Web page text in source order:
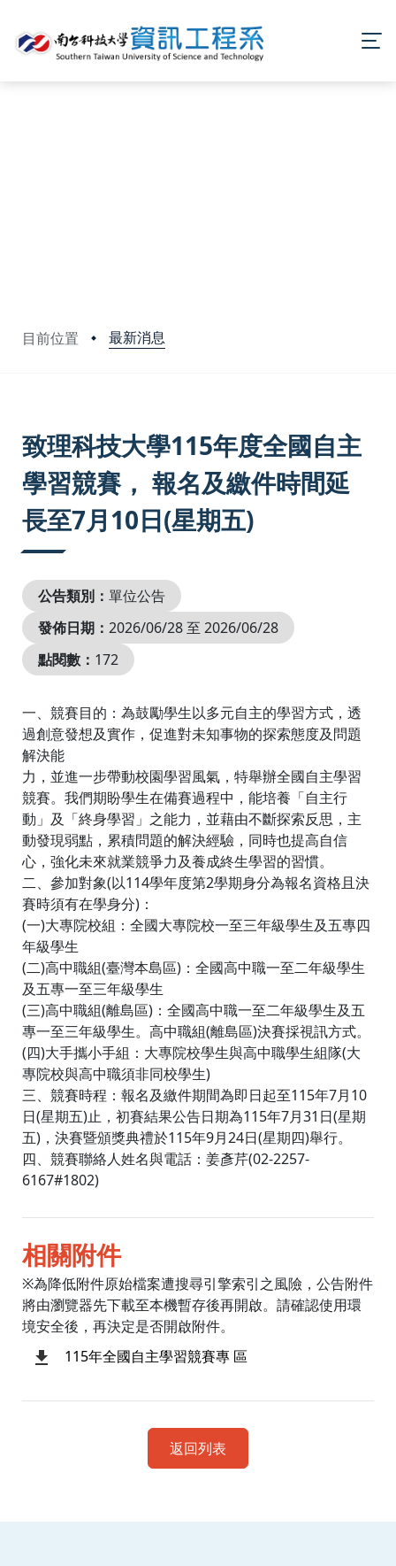
目前位置 最新消息
致理科技大學115年度全國自主
學習競賽， 報名及繳件時間延
長至7月10日(星期五)
公告類別： 單位公告
發佈日期： 2026/06/28 至 2026/06/28
點閱數： 172
一、競賽目的：為鼓勵學生以多元自主的學習方式，透
過創意發想及實作，促進對未知事物的探索態度及問題
解決能
力，並進一步帶動校園學習風氣，特舉辦全國自主學習
競賽。我們期盼學生在備賽過程中，能培養「自主行
動」及「終身學習」之能力，並藉由不斷探索反思，主
動發現弱點，累積問題的解決經驗，同時也提高自信
心，強化未來就業競爭力及養成終生學習的習慣。
二、參加對象(以114學年度第2學期身分為報名資格且決
賽時須有在學身分)：
(一)大專院校組：全國大專院校一至三年級學生及五專四
年級學生
(二)高中職組(臺灣本島區)：全國高中職一至二年級學生
及五專一至三年級學生
(三)高中職組(離島區)：全國高中職一至二年級學生及五
專一至三年級學生。高中職組(離島區)決賽採視訊方式。
(四)大手攜小手組：大專院校學生與高中職學生組隊(大
專院校與高中職須非同校學生)
三、競賽時程：報名及繳件期間為即日起至115年7月10
日(星期五)止，初賽結果公告日期為115年7月31日(星期
五)，決賽暨頒獎典禮於115年9月24日(星期四)舉行。
四、競賽聯絡人姓名與電話：姜彥芹(02-2257-
6167#1802)
相關附件
※為降低附件原始檔案遭搜尋引擎索引之風險，公告附件
將由瀏覽器先下載至本機暫存後再開啟。請確認使用環
境安全後，再決定是否開啟附件。
115年全國自主學習競賽專 區
返回列表